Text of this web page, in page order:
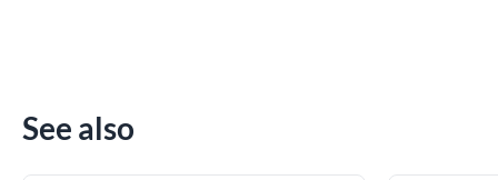
See also